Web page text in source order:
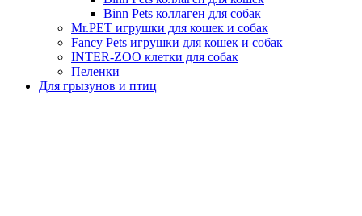
Binn Pets коллаген для собак
Mr.PET игрушки для кошек и собак
Fancy Pets игрушки для кошек и собак
INTER-ZOO клетки для собак
Пеленки
Для грызунов и птиц